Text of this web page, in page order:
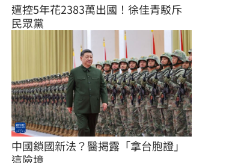
遭控5年花2383萬出國！徐佳青駁斥
民眾黨
中國鎖國新法？醫揭露「拿台胞證」
這險境